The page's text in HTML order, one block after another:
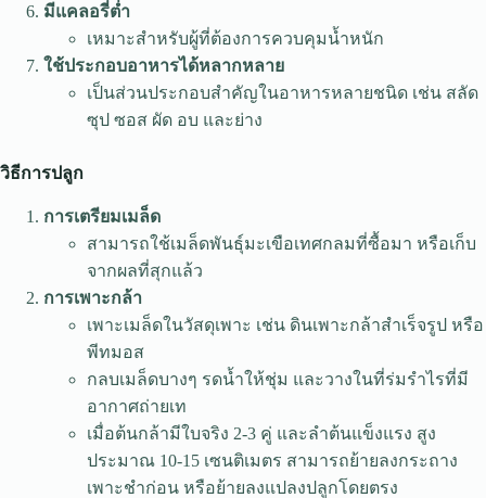
มีแคลอรี่ต่ำ
เหมาะสำหรับผู้ที่ต้องการควบคุมน้ำหนัก
ใช้ประกอบอาหารได้หลากหลาย
เป็นส่วนประกอบสำคัญในอาหารหลายชนิด เช่น สลัด
ซุป ซอส ผัด อบ และย่าง
วิธีการปลูก
การเตรียมเมล็ด
สามารถใช้เมล็ดพันธุ์มะเขือเทศกลมที่ซื้อมา หรือเก็บ
จากผลที่สุกแล้ว
การเพาะกล้า
เพาะเมล็ดในวัสดุเพาะ เช่น ดินเพาะกล้าสำเร็จรูป หรือ
พีทมอส
กลบเมล็ดบางๆ รดน้ำให้ชุ่ม และวางในที่ร่มรำไรที่มี
อากาศถ่ายเท
เมื่อต้นกล้ามีใบจริง 2-3 คู่ และลำต้นแข็งแรง สูง
ประมาณ 10-15 เซนติเมตร สามารถย้ายลงกระถาง
เพาะชำก่อน หรือย้ายลงแปลงปลูกโดยตรง